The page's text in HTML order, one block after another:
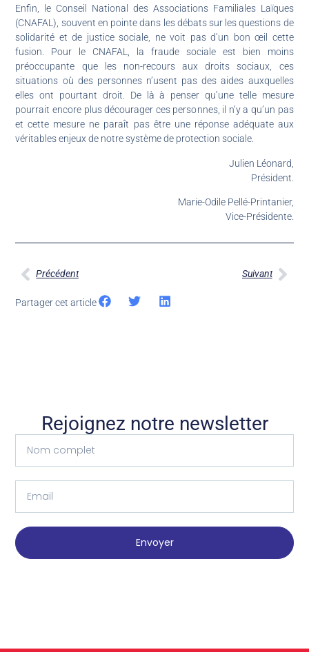
Enfin, le Conseil National des Associations Familiales Laïques
(CNAFAL), souvent en pointe dans les débats sur les questions de
solidarité et de justice sociale, ne voit pas d’un bon œil cette
fusion. Pour le CNAFAL, la fraude sociale est bien moins
préoccupante que les non-recours aux droits sociaux, ces
situations où des personnes n’usent pas des aides auxquelles
elles ont pourtant droit. De là à penser qu’une telle mesure
pourrait encore plus décourager ces personnes, il n’y a qu’un pas
et cette mesure ne paraît pas être une réponse adéquate aux
véritables enjeux de notre système de protection sociale.
Julien Léonard,
Président.
Marie-Odile Pellé-Printanier,
Vice-Présidente.
Précédent Suivant
Partager cet article
Rejoignez notre newsletter
Envoyer